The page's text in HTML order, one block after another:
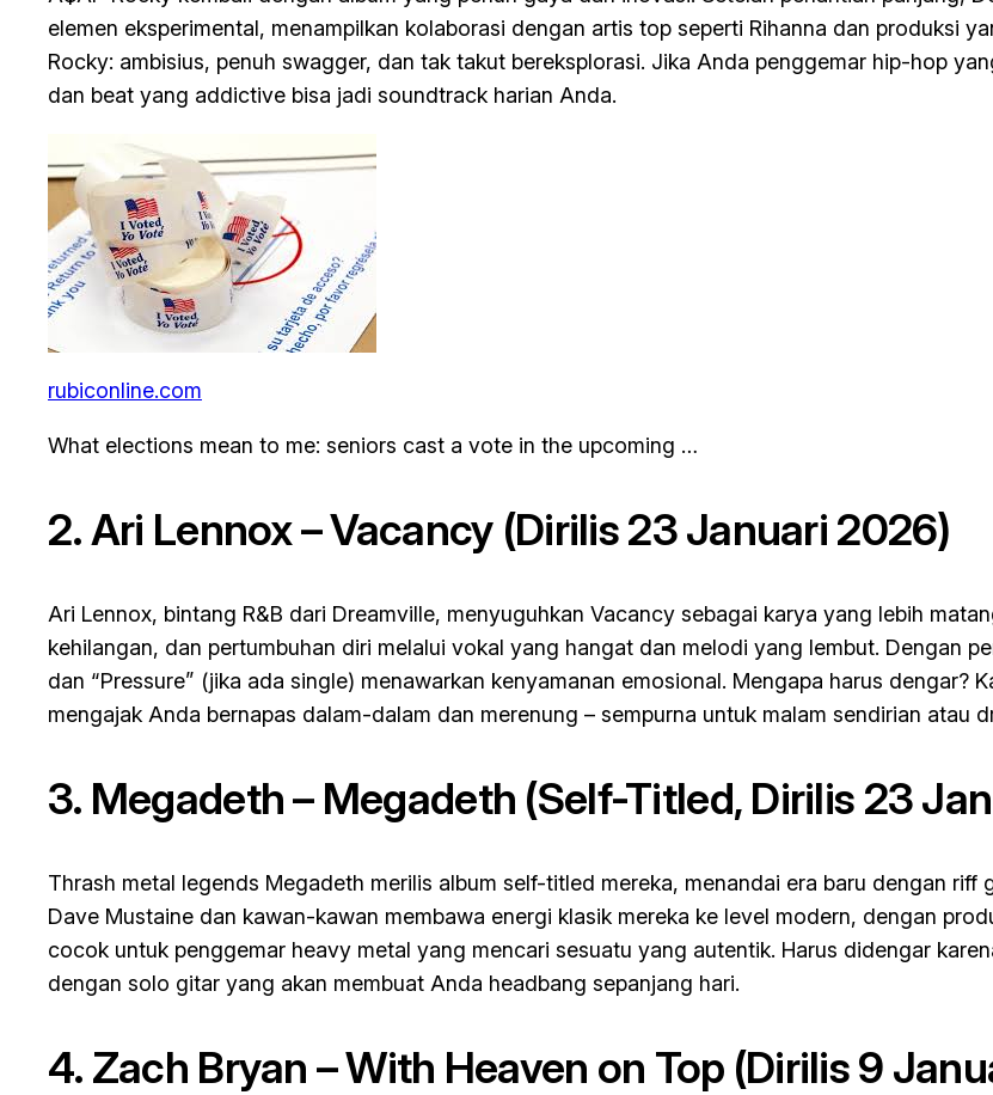
elemen eksperimental, menampilkan kolaborasi dengan artis top seperti Rihanna dan produksi
Rocky: ambisius, penuh swagger, dan tak takut bereksplorasi. Jika Anda penggemar hip-hop
dan beat yang addictive bisa jadi soundtrack harian Anda.
rubiconline.com
What elections mean to me: seniors cast a vote in the upcoming …
2. Ari Lennox –Vacancy (Dirilis 23 Januari 2026)
Ari Lennox, bintang R&B dari Dreamville, menyuguhkan Vacancy sebagai karya yang lebih
kehilangan, dan pertumbuhan diri melalui vokal yang hangat dan melodi yang lembut. Dengan
dan “Pressure” (jika ada single) menawarkan kenyamanan emosional. Mengapa harus dengar?
mengajak Anda bernapas dalam-dalam dan merenung – sempurna untuk malam sendirian atau
3. Megadeth – Megadeth (Self-Titled, Dirilis 23
Thrash metal legends Megadeth merilis album self-titled mereka, menandai era baru dengan
Dave Mustaine dan kawan-kawan membawa energi klasik mereka ke level modern, dengan
cocok untuk penggemar heavy metal yang mencari sesuatu yang autentik. Harus didengar
dengan solo gitar yang akan membuat Anda headbang sepanjang hari.
4. Zach Bryan –With Heaven on Top (Dirilis 9